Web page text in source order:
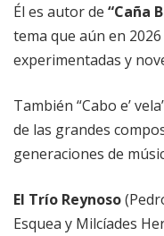
Él es autor de “Caña
tema que aún en
experimentadas y
También “Cabo e’
de las grandes
generaciones de
El Trío Reynoso
Esquea y Milcíades